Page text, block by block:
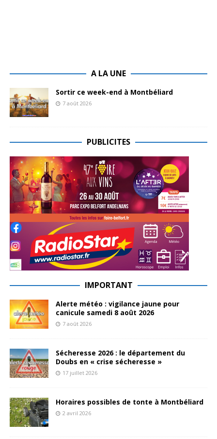
A LA UNE
Sortir ce week-end à Montbéliard
7 août 2026
PUBLICITES
IMPORTANT
Alerte météo : vigilance jaune pour
canicule samedi 8 août 2026
7 août 2026
Sécheresse 2026 : le département du
Doubs en « crise sécheresse »
17 juillet 2026
Horaires possibles de tonte à Montbéliard
2 avril 2026